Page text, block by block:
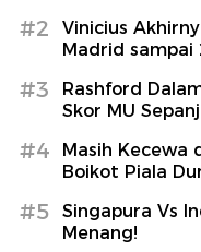
#2
Vinicius
Madrid sampai
#3
Rashford
Skor MU
#4
Masih Kecewa
Boikot Piala
#5
Singapura Vs
Menang!